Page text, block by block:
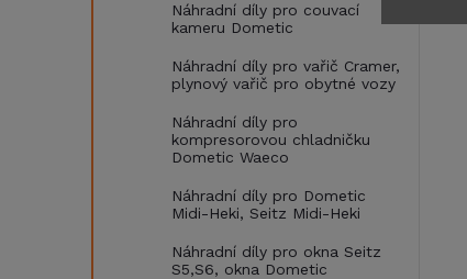
Náhradní díly pro couvací
kameru Dometic
Náhradní díly pro vařič Cramer,
plynový vařič pro obytné vozy
Náhradní díly pro
kompresorovou chladničku
Dometic Waeco
Náhradní díly pro Dometic
Midi-Heki, Seitz Midi-Heki
Náhradní díly pro okna Seitz
S5,S6, okna Dometic